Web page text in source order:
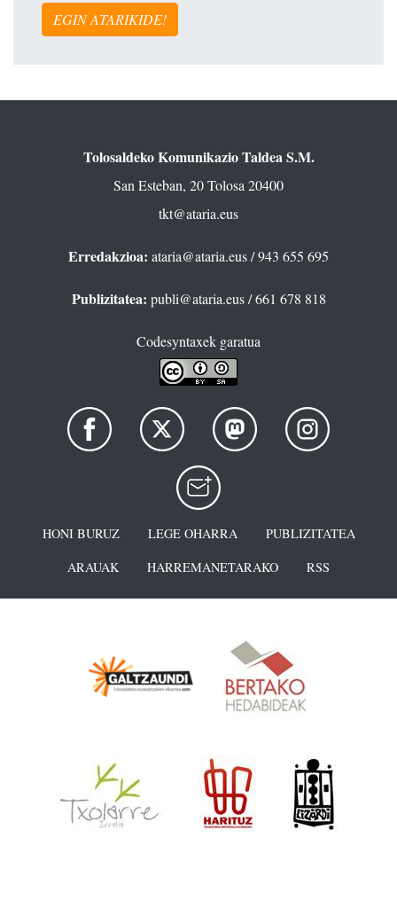
EGIN ATARIKIDE!
Tolosaldeko Komunikazio Taldea S.M.
San Esteban, 20 Tolosa 20400
tkt@ataria.eus
Erredakzioa: ataria@ataria.eus/ 943 655 695
Publizitatea: publi@ataria.eus/ 661 678 818
Codesyntaxek garatua
HONI BURUZ LEGE OHARRA
PUBLIZITATEA
ARAUAK
HARREMANETARAKO RSS